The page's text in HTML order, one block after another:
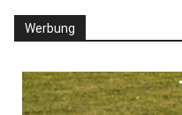
Werbung